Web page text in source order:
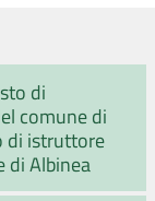
di
comune di
di istruttore
di Albinea